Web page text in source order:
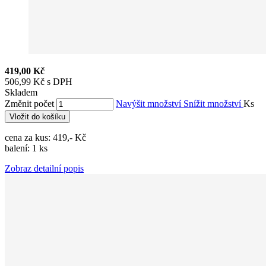
419,00 Kč
506,99 Kč s DPH
Skladem
Změnit počet
Navýšit množství Snížit množstvíKs
Vložit do košíku
cena za kus: 419,- Kč
balení: 1 ks
Zobraz detailní popis